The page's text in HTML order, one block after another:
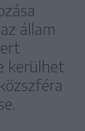
állam
kerülhet